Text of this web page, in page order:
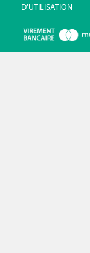
D'UTILISATION